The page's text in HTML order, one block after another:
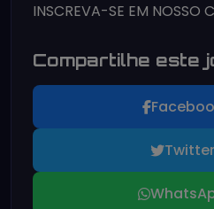
INSCREVA-SE EM NOSSO
Compartilhe este
Twitter